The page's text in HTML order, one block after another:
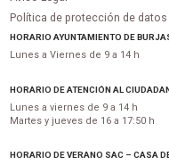
Política de protección de datos
HORARIO AYUNTAMIENTO DE
Lunes a Viernes de 9 a 14 h
HORARIO DE ATENCIÓN AL
Lunes a viernes de 9 a 14 h
Martes y jueves de 16 a 17:50 h
HORARIO DE VERANO SAC – CASA